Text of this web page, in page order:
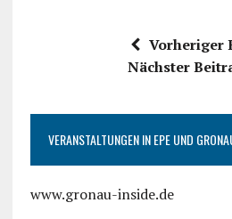
Vorheriger
Nächster
VERANSTALTUNGEN IN EPE UND
www.gronau-inside.de